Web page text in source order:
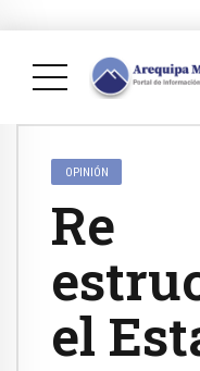
OPINIÓN
Re
el